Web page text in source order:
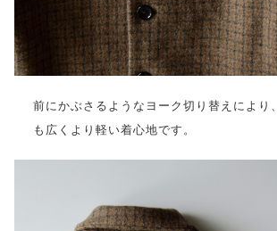
前にかぶさるようなヨーク切り替えにより
も広くより軽い着心地です。